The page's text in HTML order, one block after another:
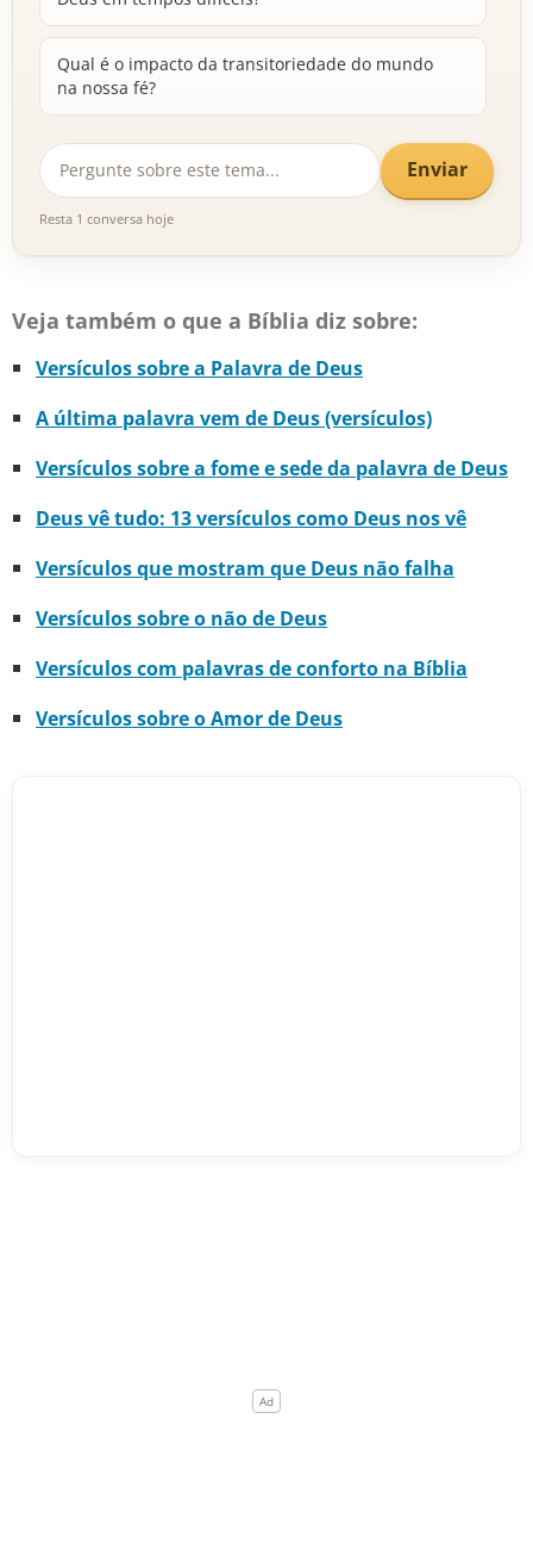
Qual é o impacto da transitoriedade do mundo
na nossa fé?
Enviar
Resta 1 conversa hoje
Veja também o que a Bíblia diz sobre:
Versículos sobre a Palavra de Deus
A última palavra vem de Deus (versículos)
Versículos sobre a fome e sede da palavra de Deus
Deus vê tudo: 13 versículos como Deus nos vê
Versículos que mostram que Deus não falha
Versículos sobre o não de Deus
Versículos com palavras de conforto na Bíblia
Versículos sobre o Amor de Deus